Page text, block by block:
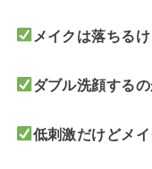
メイクは落ちる
ダブル洗顔する
低刺激だけどメイ